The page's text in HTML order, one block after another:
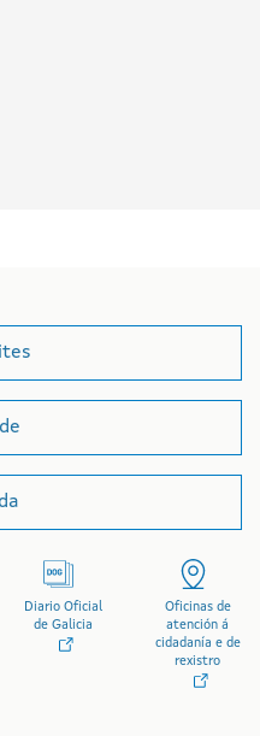
Diario Oficial
de Galicia
Oficinas de
atención á
cidadanía e de
rexistro